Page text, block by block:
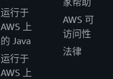
运行于
AWS 上
的 Java
运行于
AWS 上
AWS 可
访问性
法律